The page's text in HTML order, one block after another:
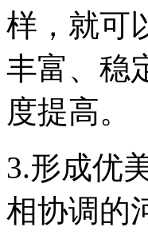
样，就可
丰富、稳
度提高。
3.形成优
相协调的